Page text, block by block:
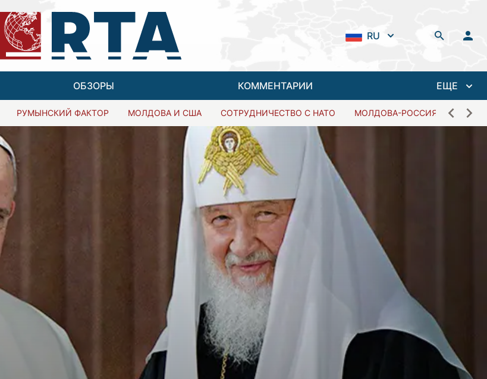
RU
ОБЗОРЫ КОММЕНТАРИИ ЕЩЕ
РУМЫНСКИЙ ФАКТОР МОЛДОВА И США СОТРУДНИЧЕСТВО С НАТО МОЛДОВА-РОССИЯ